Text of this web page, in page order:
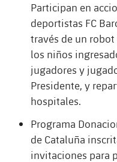
Participan en
deportistas FC
través de un
los niños
jugadores y
Presidente, y
hospitales.
Programa
de Cataluña
invitaciones para